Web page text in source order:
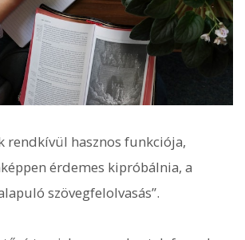
rendkívül hasznos funkciója,
érdemes kipróbálnia, a
szövegfelolvasás”.